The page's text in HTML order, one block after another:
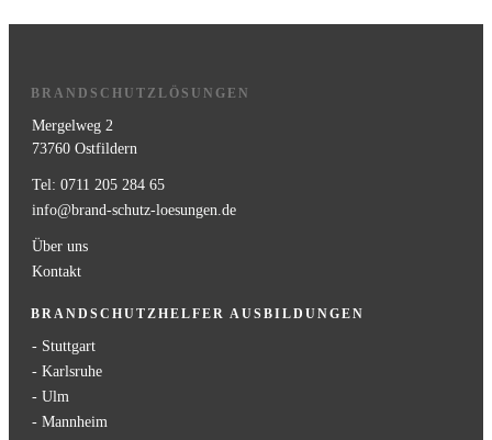
BRANDSCHUTZLÖSUNGEN
Mergelweg 2
73760 Ostfildern
Tel: 0711 205 284 65
info@brand-schutz-loesungen.de
Über uns
Kontakt
BRANDSCHUTZHELFER AUSBILDUNGEN
- Stuttgart
- Karlsruhe
- Ulm
- Mannheim